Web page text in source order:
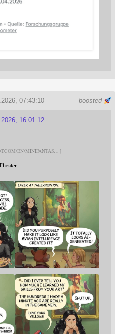
boosted
07:43:10
16:01:12
EN/MINIFANTAS